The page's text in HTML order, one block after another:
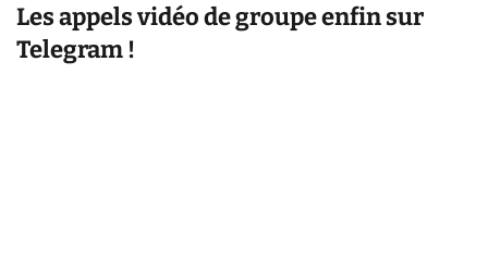
Les appels vidéo de groupe enfin sur
Telegram !